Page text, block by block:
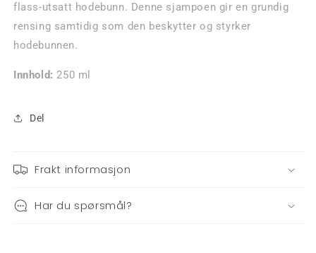
flass-utsatt hodebunn. Denne sjampoen gir en grundig
rensing samtidig som den beskytter og styrker
hodebunnen.
Innhold: 250 ml
Del
Frakt informasjon
Har du spørsmål?